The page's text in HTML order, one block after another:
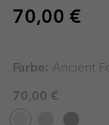
Regular
70,00 €
Farbe: Ancient
70,00 €